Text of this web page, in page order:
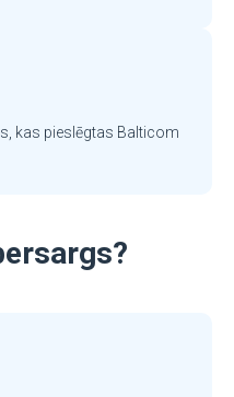
kas pieslēgtas Balticom